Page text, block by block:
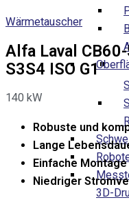
3D-
Wärmetauscher
Alfa Laval
S3S4 ISO G1″
140 kW
Robuste und
Lange
Einfache Montage
Niedriger